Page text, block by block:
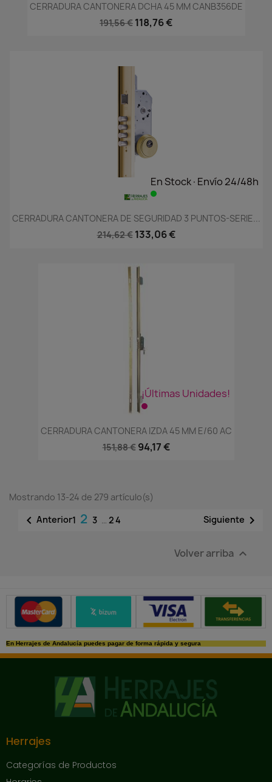
CERRADURA CANTONERA DCHA 45 MM CANB356DE
191,56 € 118,76 €
En Stock·Envío 24/48h
CERRADURA CANTONERA DE SEGURIDAD 3 PUNTOS-SERIE...
214,62 € 133,06 €
¡Últimas Unidades!
CERRADURA CANTONERA IZDA 45 MM E/60 AC
151,88 € 94,17 €
Mostrando 13-24 de 279 artículo(s)
 Anterior1 2 3 … 24 Siguiente 
Volver arriba 
Métodos de pago seguros
En Herrajes de Andalucía puedes pagar de forma rápida y segura
Herrajes
Categorías de Productos